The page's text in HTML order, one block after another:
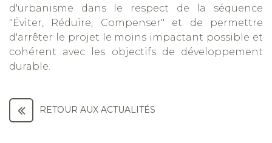
d'urbanisme dans le respect de la séquence
"Éviter, Réduire, Compenser" et de permettre
d'arrêter le projet le moins impactant possible et
cohérent avec les objectifs de développement
durable.
RETOUR AUX ACTUALITÉS